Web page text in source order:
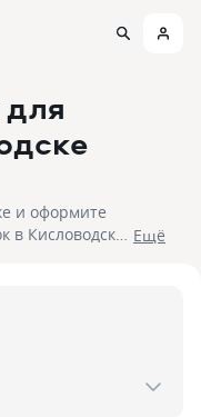
и оформите
в Кисловодске. Eщё